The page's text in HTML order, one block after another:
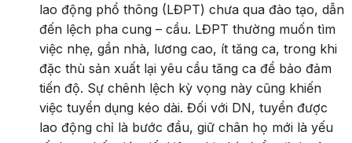
lao động phổ thông (LĐPT) chưa qua đào tạo, dẫn
đến lệch pha cung – cầu. LĐPT thường muốn tìm
việc nhẹ, gần nhà, lương cao, ít tăng ca, trong khi
đặc thù sản xuất lại yêu cầu tăng ca để bảo đảm
tiến độ. Sự chênh lệch kỳ vọng này cũng khiến
việc tuyển dụng kéo dài. Đối với DN, tuyển được
lao động chỉ là bước đầu, giữ chân họ mới là yếu